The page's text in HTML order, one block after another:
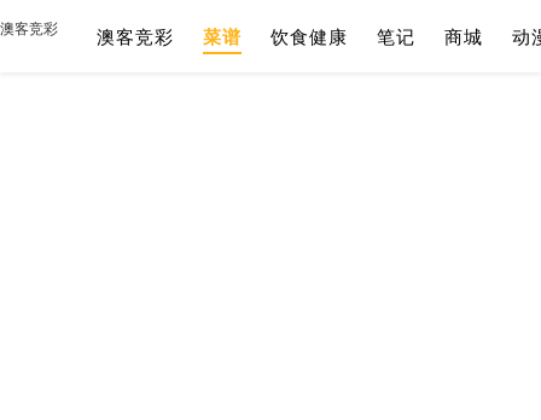
澳客竞彩 澳客竞彩 菜谱 饮食健康 笔记 商城 动